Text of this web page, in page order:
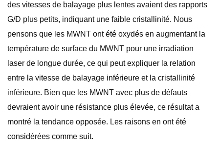
des vitesses de balayage plus lentes avaient des rapports
G/D plus petits, indiquant une faible cristallinité. Nous
pensons que les MWNT ont été oxydés en augmentant la
température de surface du MWNT pour une irradiation
laser de longue durée, ce qui peut expliquer la relation
entre la vitesse de balayage inférieure et la cristallinité
inférieure. Bien que les MWNT avec plus de défauts
devraient avoir une résistance plus élevée, ce résultat a
montré la tendance opposée. Les raisons en ont été
considérées comme suit.